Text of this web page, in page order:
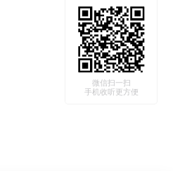
微信扫一扫
手机收听更方便